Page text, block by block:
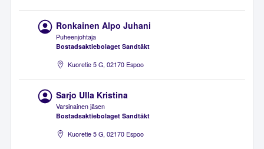
Ronkainen Alpo Juhani
Puheenjohtaja
Bostadsaktiebolaget Sandtäkt
Kuoretie 5 G, 02170 Espoo
Sarjo Ulla Kristina
Varsinainen jäsen
Bostadsaktiebolaget Sandtäkt
Kuoretie 5 G, 02170 Espoo